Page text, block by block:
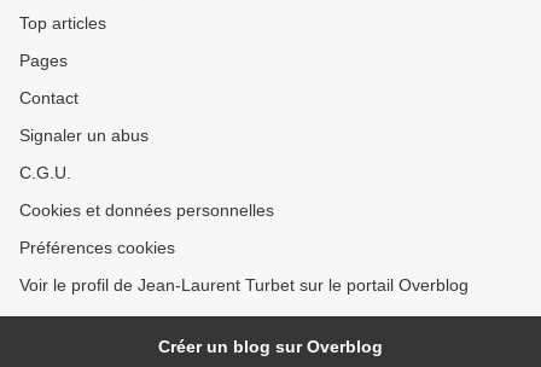
Top articles
Pages
Contact
Signaler un abus
C.G.U.
Cookies et données personnelles
Préférences cookies
Voir le profil de Jean-Laurent Turbet sur le portail Overblog
Créer un blog sur Overblog